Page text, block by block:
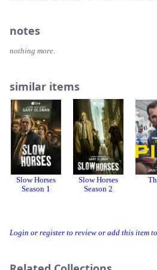
Login or register to review or add this item
notes
nothing more.
similar items
Slow Horses
Season 1
Slow Horses
Season 2